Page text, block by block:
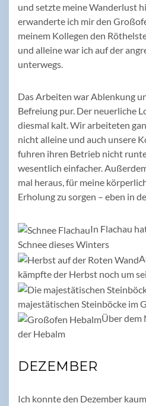
und setzte meine Wanderlust
erwanderte ich mir den
meinem Kollegen den
und alleine war ich auf der
unterwegs.
Das Arbeiten war Ablenkung
Befreiung pur. Der neuerliche
diesmal kalt. Wir arbeiteten
nicht alleine und auch unsere
fuhren ihren Betrieb nicht
wesentlich einfacher.
mal heraus, für meine
Erholung zu sorgen – eben in
In Flachau
Schnee dieses Winters
kämpfte der Herbst noch um
majestätischen Steinböcke im
Über dem
der Hebalm
DEZEMBER
Ich konnte den Dezember